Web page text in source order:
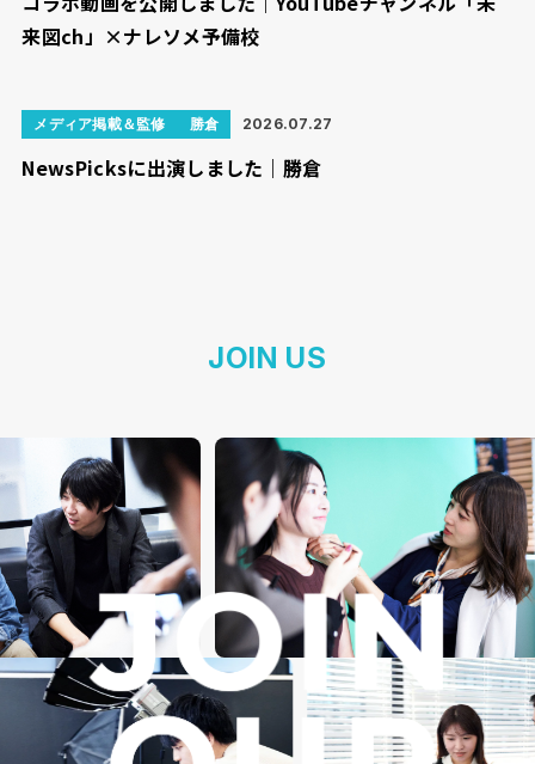
来図ch」×ナレソメ予備校
メディア掲載＆監修 勝倉 2026.07.27
NewsPicksに出演しました｜勝倉
JOIN US